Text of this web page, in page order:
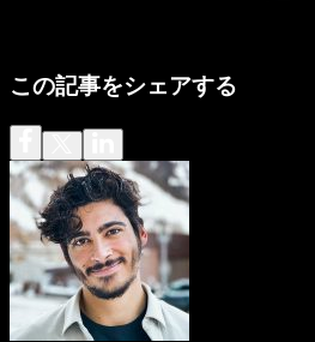
この記事をシェアする